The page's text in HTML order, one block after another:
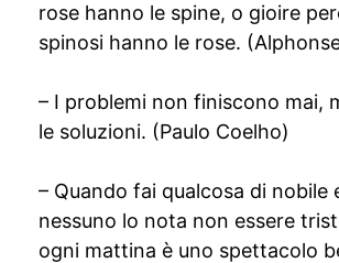
rose hanno le spine, o gioire
spinosi hanno le rose.
– I problemi non finiscono mai,
le soluzioni. (Paulo Coelho)
– Quando fai qualcosa di nobile
nessuno lo nota non essere
ogni mattina è uno spettacolo